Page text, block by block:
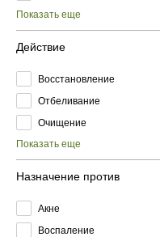
Показать еще
Действие
Восстановление
Отбеливание
Очищение
Показать еще
Назначение против
Акне
Воспаление